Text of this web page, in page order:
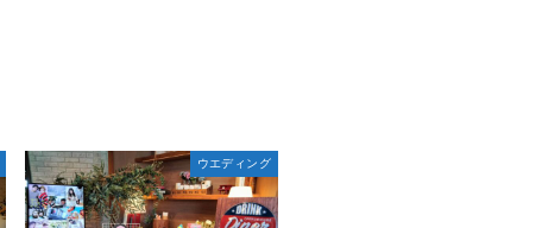
ウエディング